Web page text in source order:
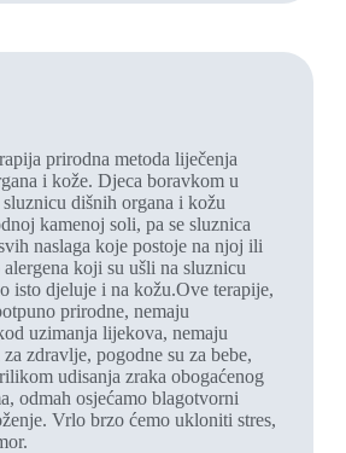
prirodna metoda liječenja
i kože. Djeca boravkom u
dišnih organa i kožu
kamenoj soli, pa se sluznica
naslaga koje postoje na njoj ili
alergena koji su ušli na sluznicu
isto djeluje i na kožu.Ove terapije,
prirodne, nemaju
uzimanja lijekova, nemaju
zdravlje, pogodne su za bebe,
udisanja zraka obogaćenog
odmah osjećamo blagotvorni
Vrlo brzo ćemo ukloniti stres,